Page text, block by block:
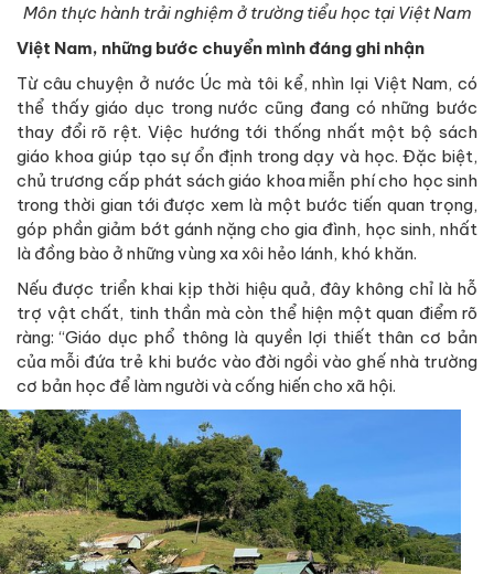
Môn thực hành trải nghiệm ở trường tiểu học tại Việt Nam
Việt Nam, những bước chuyển mình đáng ghi nhận
Từ câu chuyện ở nước Úc mà tôi kể, nhìn lại Việt Nam, có
thể thấy giáo dục trong nước cũng đang có những bước
thay đổi rõ rệt. Việc hướng tới thống nhất một bộ sách
giáo khoa giúp tạo sự ổn định trong dạy và học. Đặc biệt,
chủ trương cấp phát sách giáo khoa miễn phí cho học sinh
trong thời gian tới được xem là một bước tiến quan trọng,
góp phần giảm bớt gánh nặng cho gia đình, học sinh, nhất
là đồng bào ở những vùng xa xôi hẻo lánh, khó khăn.
Nếu được triển khai kịp thời hiệu quả, đây không chỉ là hỗ
trợ vật chất, tinh thần mà còn thể hiện một quan điểm rõ
ràng: “Giáo dục phổ thông là quyền lợi thiết thân cơ bản
của mỗi đứa trẻ khi bước vào đời ngồi vào ghế nhà trường
cơ bản học để làm người và cống hiến cho xã hội.